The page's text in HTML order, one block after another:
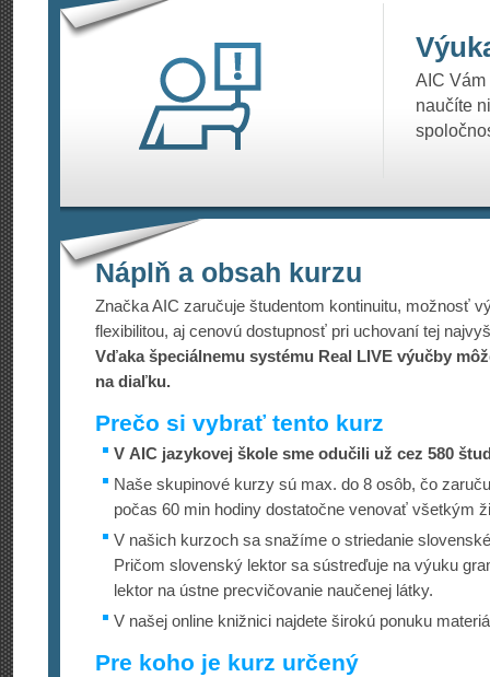
AIC Vám
naučíte
Náplň a obsah kurzu
Značka AIC zaručuje študentom kontinuitu, možnosť
flexibilitou, aj cenovú dostupnosť pri uchovaní tej
Vďaka špeciálnemu systému Real LIVE výučby
na diaľku.
Prečo si vybrať tento kurz
V AIC jazykovej škole sme odučili už cez 580
Naše skupinové kurzy sú max. do 8 osôb, čo
počas 60 min hodiny dostatočne venovať všetkým
V našich kurzoch sa snažíme o striedanie
Pričom slovenský lektor sa sústreďuje na výuku
lektor na ústne precvičovanie naučenej látky.
V našej online knižnici najdete širokú ponuku
Pre koho je kurz určený